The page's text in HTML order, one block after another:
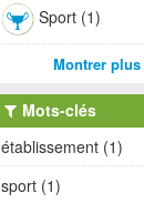
Sport (1)
Montrer
Mots-clés
établissement (1)
sport (1)